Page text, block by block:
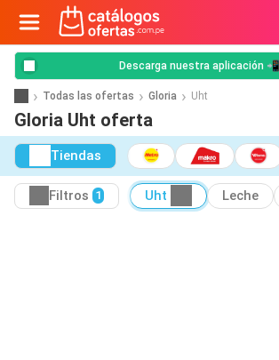
Descarga nuestra aplicación 📲
Todas las ofertas Gloria Uht
Gloria Uht oferta
Tiendas
Filtros 1 Uht Leche